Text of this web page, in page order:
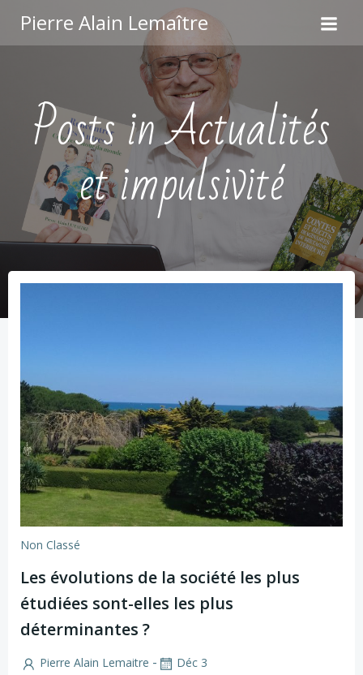
au
contenu
Pierre Alain Lemaître
Posts in Actualités
et impulsivité
Non Classé
Les évolutions de la société les plus
étudiées sont-elles les plus
déterminantes ?
Pierre Alain Lemaitre - Déc 3